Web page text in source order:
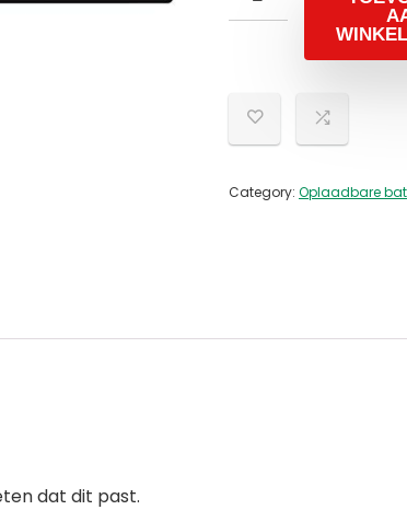
Category: Oplaadbare
dat dit past.